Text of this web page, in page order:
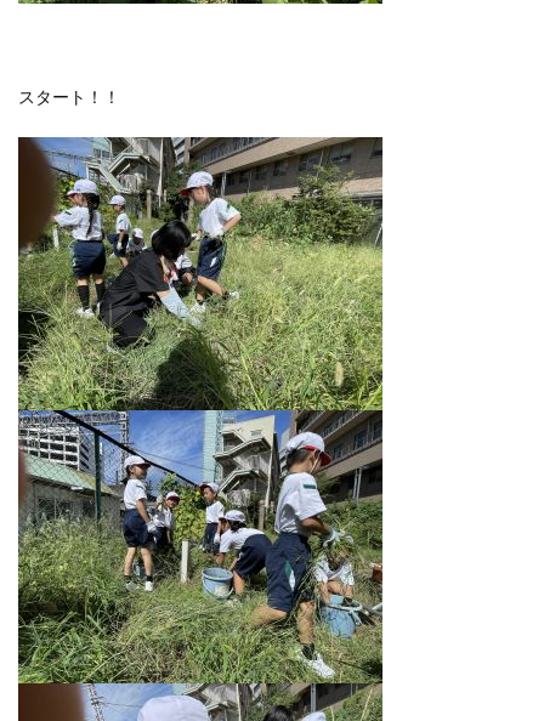
スタート！！